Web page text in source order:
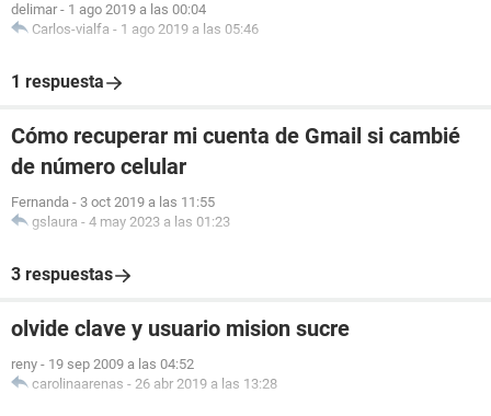
delimar - 1 ago 2019 a las 00:04
Carlos-vialfa - 1 ago 2019 a las 05:46
1 respuesta
Cómo recuperar mi cuenta de Gmail si cambié
de número celular
Fernanda - 3 oct 2019 a las 11:55
gslaura - 4 may 2023 a las 01:23
3 respuestas
olvide clave y usuario mision sucre
reny - 19 sep 2009 a las 04:52
carolinaarenas - 26 abr 2019 a las 13:28